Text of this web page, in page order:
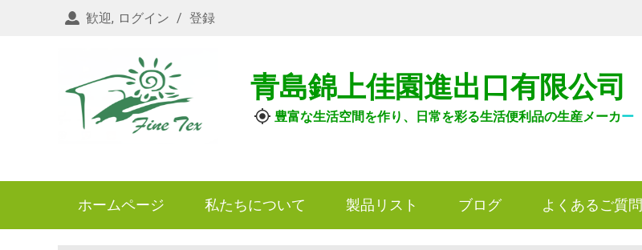
歓迎, ログイン / 登録
青島錦上佳園進出口有限公司
豊富な生活空間を作り、日常を彩る生活便利品の生産メーカー
ホームページ 私たちについて 製品リスト ブログ よくあるご質問